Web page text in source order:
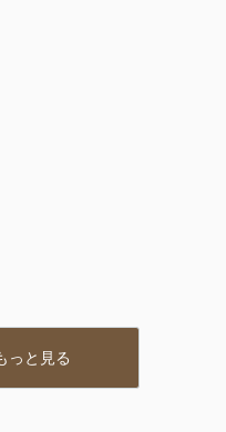
っと見る